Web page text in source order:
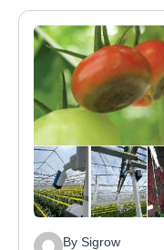
By Sigrow